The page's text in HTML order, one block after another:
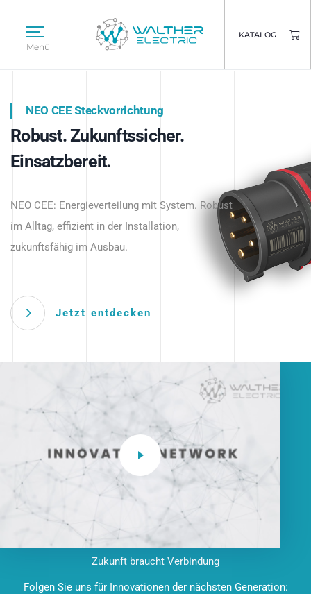
Menü
KATALOG
Intelligente Stromverteilung
beginnt hier.
NEO CEE Steckvorrichtung
Robust. Zukunftssicher.
Einsatzbereit.
NEO CEE: Energieverteilung mit System. Robust
im Alltag, effizient in der Installation,
zukunftsfähig im Ausbau.
Jetzt entdecken
Intelligenz trifft Energie.
Anwendungen – robust, IP-geschützt und
zukunftsfähig.
Zukunft braucht Verbindung
Folgen Sie uns für Innovationen der nächsten Generation: